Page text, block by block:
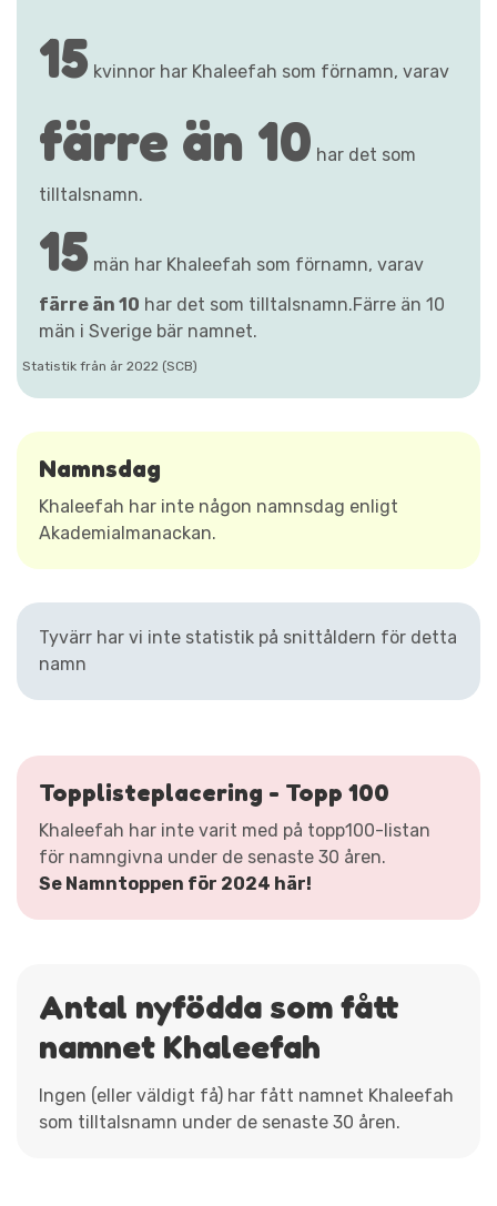
15 kvinnor har Khaleefah som förnamn, varav
färre än 10 har det som
tilltalsnamn.
15 män har Khaleefah som förnamn, varav
färre än 10 har det som tilltalsnamn.Färre än 10
män i Sverige bär namnet.
Statistik från år 2022 (SCB)
Namnsdag
Khaleefah har inte någon namnsdag enligt
Akademialmanackan.
Tyvärr har vi inte statistik på snittåldern för detta
namn
Topplisteplacering - Topp 100
Khaleefah har inte varit med på topp100-listan
för namngivna under de senaste 30 åren.
Se Namntoppen för 2024 här!
Antal nyfödda som fått
namnet Khaleefah
Ingen (eller väldigt få) har fått namnet Khaleefah
som tilltalsnamn under de senaste 30 åren.